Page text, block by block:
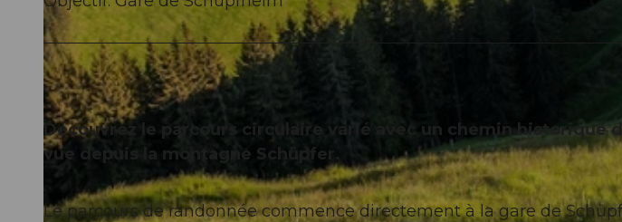
Découvrez le parcours circulaire varié avec un chemin historique
vue depuis la montagne Schüpfer.
Le parcours de randonnée commence directement à la gare de